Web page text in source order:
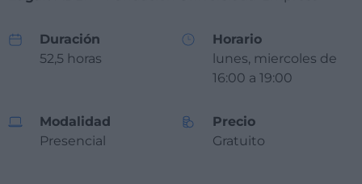
Duración
52,5 horas
Horario
lunes, miercoles de
16:00 a 19:00
Modalidad
Presencial
Precio
Gratuito